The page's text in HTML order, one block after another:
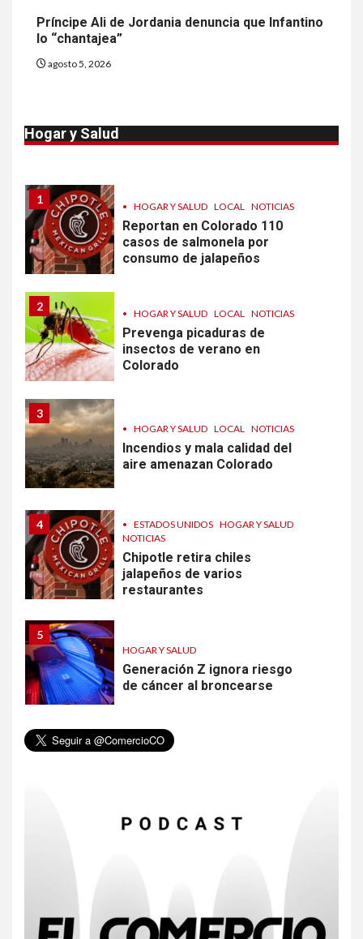
Príncipe Ali de Jordania denuncia que Infantino
lo “chantajea”
agosto 5, 2026
Hogar y Salud
Más casos de sarampión en
Van 4,100 casos confirmados
por parásito que causa
1
• HOGAR Y SALUD LOCAL NOTICIAS
Reportan en Colorado 110
casos de salmonela por
consumo de jalapeños
2
• HOGAR Y SALUD LOCAL NOTICIAS
Prevenga picaduras de
insectos de verano en
Colorado
3
• HOGAR Y SALUD LOCAL NOTICIAS
Incendios y mala calidad del
aire amenazan Colorado
4 • ESTADOS UNIDOS HOGAR Y SALUD
NOTICIAS
Chipotle retira chiles
jalapeños de varios
restaurantes
5
HOGAR Y SALUD
Generación Z ignora riesgo
de cáncer al broncearse
6
precio